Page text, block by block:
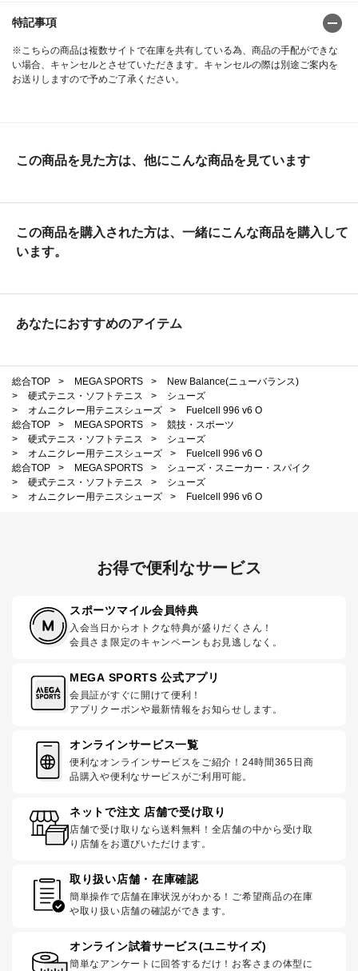
特記事項
※こちらの商品は複数サイトで在庫を共有している為、商品の手配ができな
い場合、キャンセルとさせていただきます。キャンセルの際は別途ご案内を
お送りしますので予めご了承ください。
この商品を見た方は、他にこんな商品を見ています
この商品を購入された方は、一緒にこんな商品を購入して
います。
あなたにおすすめのアイテム
総合TOP > MEGA SPORTS >
New Balance(ニューバランス)
>
硬式テニス・ソフトテニス >
シューズ
>
オムニクレー用テニスシューズ >
Fuelcell 996 v6 O
総合TOP
> MEGA SPORTS >
競技・スポーツ
>
硬式テニス・ソフトテニス >
シューズ
>
オムニクレー用テニスシューズ >
Fuelcell 996 v6 O
総合TOP
> MEGA SPORTS >
シューズ・スニーカー・スパイク
>
硬式テニス・ソフトテニス >
シューズ
>
オムニクレー用テニスシューズ > Fuelcell 996 v6 O
お得で便利なサービス
スポーツマイル会員特典
入会当日からオトクな特典が盛りだくさん！
会員さま限定のキャンペーンもお見逃しなく。
MEGA SPORTS 公式アプリ
会員証がすぐに開けて便利！
アプリクーポンや最新情報をお知らせします。
オンラインサービス一覧
便利なオンラインサービスをご紹介！24時間365日商
品購入や便利なサービスがご利用可能。
ネットで注文 店舗で受け取り
店舗で受け取りなら送料無料！全店舗の中から受け取
り店舗をお選びいただけます。
取り扱い店舗・在庫確認
簡単操作で店舗在庫状況がわかる！ご希望商品の在庫
や取り扱い店舗の確認ができます。
オンライン試着サービス(ユニサイズ)
簡単なアンケートに回答するだけ！お客さまの体型に